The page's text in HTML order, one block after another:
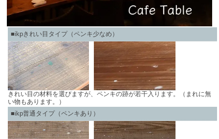
■ikpきれい目タイプ（ペンキ少なめ）
きれい目の材料を選びますが、ペンキの跡が若干入ります。（まれに無
い物もあります。）
■ikp普通タイプ（ペンキあり）